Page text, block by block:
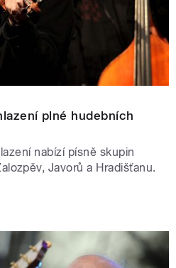
plné hudebních
nabízí písně skupin
Javorů a Hradišťanu.